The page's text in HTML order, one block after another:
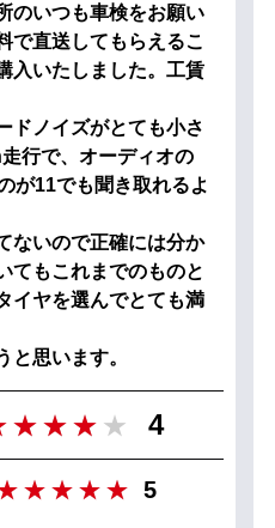
のいつも車検をお願い
で直送してもらえるこ
入いたしました。工賃
ドノイズがとても小さ
行で、オーディオの
が11でも聞き取れるよ
ないので正確には分か
てもこれまでのものと
イヤを選んでとても満
と思います。
4
5